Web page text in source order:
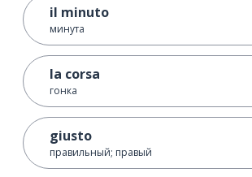
il minuto
минута
la corsa
гонка
giusto
правильный; правый